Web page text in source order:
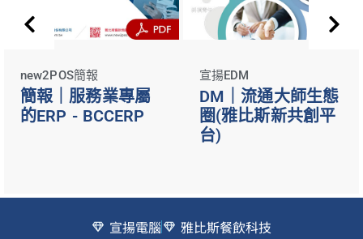
new2POS簡報
簡報｜服務業專屬
的ERP - BCCERP
宣揚EDM
DM｜流通大師生態
圈(雅比斯新共創平
台)
宣揚電腦 雅比斯餐飲科技